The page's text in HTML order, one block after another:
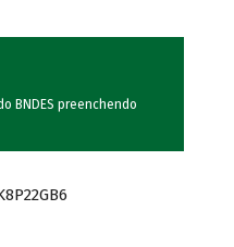
BNDES preenchendo